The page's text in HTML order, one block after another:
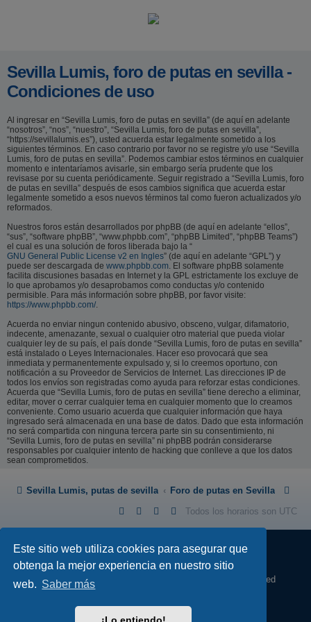
Este sitio web utiliza cookies para asegurar que
obtenga la mejor experiencia en nuestro sitio
web. Saber más
Sevilla Lumis, foro de putas en sevilla -
Condiciones de uso
Al ingresar en “Sevilla Lumis, foro de putas en sevilla” (de aquí en adelante
“nosotros”, “nos”, “nuestro”, “Sevilla Lumis, foro de putas en sevilla”,
“https://sevillalumis.es”), usted acuerda estar legalmente sometido a los
siguientes términos. En caso contrario por favor no se registre y/o use “Sevilla
Lumis, foro de putas en sevilla”. Podemos cambiar estos términos en cualquier
momento e intentaríamos avisarle, sin embargo sería prudente que los
revisase por su cuenta periódicamente. Seguir registrado a “Sevilla Lumis, foro
de putas en sevilla” después de esos cambios significa que acuerda estar
legalmente sometido a esos nuevos términos tal como fueron actualizados y/o
reformados.
Nuestros foros están desarrollados por phpBB (de aquí en adelante “ellos”,
“sus”, “software phpBB”, “www.phpbb.com”, “phpBB Limited”, “phpBB Teams”)
el cual es una solución de foros liberada bajo la “
GNU General Public License v2 en Ingles” (de aquí en adelante “GPL”) y
puede ser descargada de www.phpbb.com. El software phpBB solamente
facilita discusiones basadas en Internet y la GPL estrictamente los excluye de
lo que aprobamos y/o desaprobamos como conductas y/o contenido
permisible. Para más información sobre phpBB, por favor visite:
https://www.phpbb.com/.
Acuerda no enviar ningun contenido abusivo, obsceno, vulgar, difamatorio,
indecente, amenazante, sexual o cualquier otro material que pueda violar
cualquier ley de su país, el país donde “Sevilla Lumis, foro de putas en sevilla”
está instalado o Leyes Internacionales. Hacer eso provocará que sea
inmediata y permanentemente expulsado y, si lo creemos oportuno, con
notificación a su Proveedor de Servicios de Internet. Las direcciones IP de
todos los envíos son registradas como ayuda para reforzar estas condiciones.
Acuerda que “Sevilla Lumis, foro de putas en sevilla” tiene derecho a eliminar,
editar, mover o cerrar cualquier tema en cualquier momento que lo creamos
conveniente. Como usuario acuerda que cualquier información que haya
ingresado será almacenada en una base de datos. Dado que esta información
no será compartida con ninguna tercera parte sin su consentimiento, ni
“Sevilla Lumis, foro de putas en sevilla” ni phpBB podrán considerarse
responsables por cualquier intento de hacking que conlleve a que los datos
sean comprometidos.
Sevilla Lumis, putas de sevilla
Foro de putas en Sevilla
Todos los horarios son UTC
Desarrollado por
® Forum Software © phpBB Limited